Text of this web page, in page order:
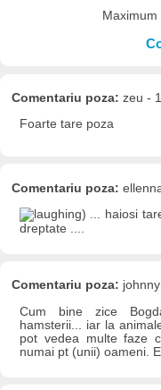
Comentariu poza: zeu -
Foarte tare poza
Comentariu poza:
) ... haiosi
dreptate ....
Comentariu poza:
Cum bine zice
hamsterii... iar la
pot vedea multe faze
numai pt (unii) oameni.